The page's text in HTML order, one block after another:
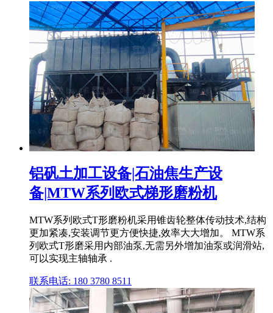
铝矾土加工设备|石油焦生产设
备|MTW系列欧式梯形磨粉机
MTW系列欧式T形磨粉机采用锥齿轮整体传动技术,结构
更加紧凑,安装调节更方便快捷,效率大大增加。 MTW系
列欧式T形磨采用内部油泵,无需另外增加油泵或润滑站,
可以实现主轴轴承 .
联系电话: 180 3780 8511